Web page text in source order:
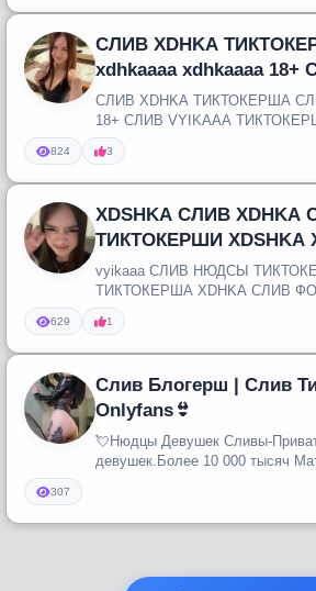
СЛИВ XDHKA
xdhkaaaa xdhkaaaa 18+
ТИКТОКЕРША XDHKA
СЛИВ XDHKA ТИКТОКЕРША
18+ СЛИВ VYIKAAA
ПРИВАТКА XDHKA НЮДСЫ
824 3
XDSHKA СЛИВ XDHKA
ТИКТОКЕРШИ XDSHKA
ПРИВАТНЫЙ КАНАЛ
XDSHKA XDHKA
vyikaaa СЛИВ НЮДСЫ
ТИКТОКЕРША XDHKA СЛИВ
XDSHKA ТИКТОКЕРША СЛИВ
ТИКТОКЕРШИ XD...
629 1
Слив Блогерш | Слив
Onlyfans👙
💘Нюдцы Девушек Сливы-
девушек.Более 10 000 тысяч
307